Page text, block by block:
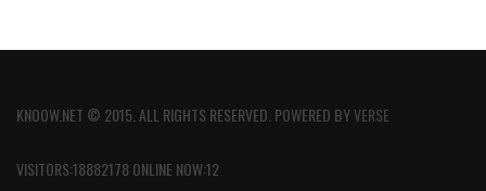
KNOOW.NET © 2015. ALL RIGHTS RESERVED. POWERED BYVERSE
VISITORS:18882178 ONLINE NOW:12